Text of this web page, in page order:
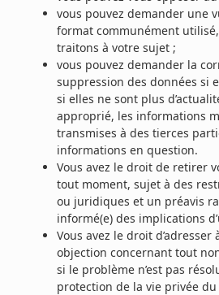
vous pouvez demander une
format communément
traitons à votre sujet ;
vous pouvez demander la
suppression des données si
si elles ne sont plus
approprié, les informations
transmises à des tierces
informations en question.
Vous avez le droit de retirer
tout moment, sujet à des
ou juridiques et un préavis
informé(e) des implications
Vous avez le droit
objection concernant tout
si le problème n’est pas
protection de la vie privée du